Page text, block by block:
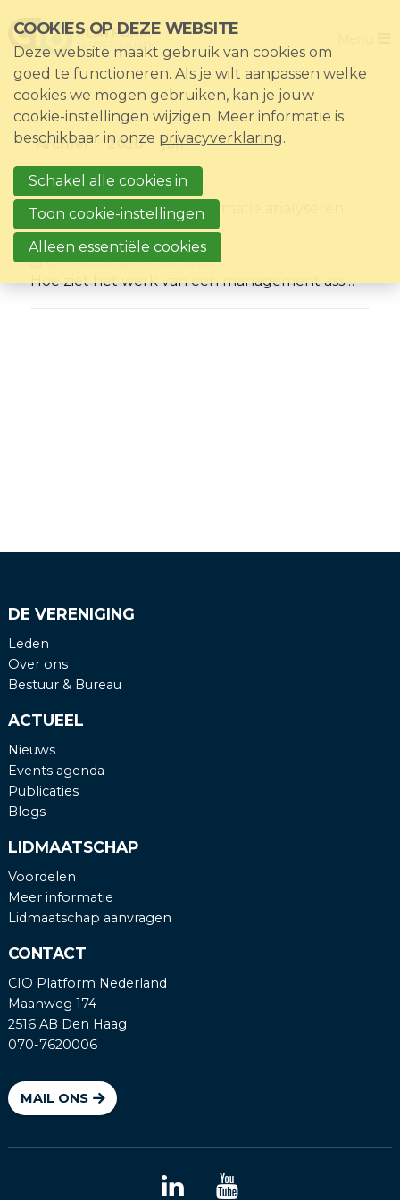
links
over
Direct
naar
het
Direct
naar
de
paginainhoud
Archief 2020 juli
10-07-2020 17:00
02-07-202002-07-2020 14:00
Hoe ziet het werk van een management assistant er in december 2020 uit?
DE VERENIGING
Leden
Over ons
Bestuur & Bureau
ACTUEEL
Nieuws
Events agenda
Publicaties
Blogs
LIDMAATSCHAP
Voordelen
Meer informatie
Lidmaatschap aanvragen
CONTACT
CIO Platform Nederland
Maanweg 174
2516 AB Den Haag
070-7620006
MAIL ONS
Home
De vereniging
Thema's
Impact
Nieuws & Kennisbank
Events
Lid worden?
COOKIES OP DEZE WEBSITE
Deze website maakt gebruik van cookies om
goed te functioneren. Als je wilt aanpassen welke
cookies we mogen gebruiken, kan je jouw
cookie-instellingen wijzigen. Meer informatie is
beschikbaar in onze privacyverklaring.
Schakel alle cookies in
Toon cookie-instellingen
Alleen essentiële cookies